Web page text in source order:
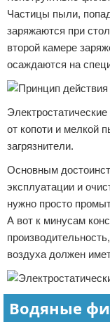
Частицы пыли,
заряжаются при
второй камере
осаждаются на
от копоти и мелкой
загрязнители.
Основным
эксплуатации и
нужно просто
А вот к минусам
воздуха должен
Водяные